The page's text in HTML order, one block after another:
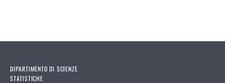
DIPARTIMENTO DI SCIENZE
STATISTICHE